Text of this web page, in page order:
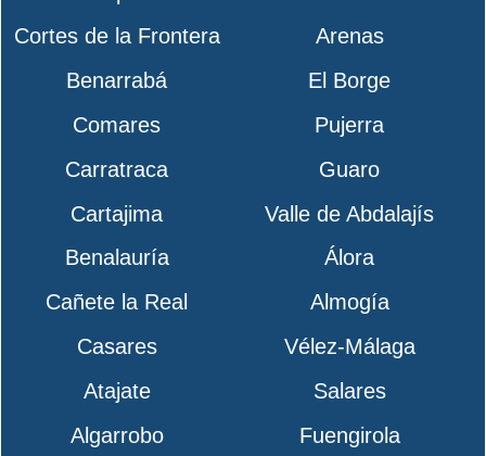
Cortes de la Frontera
Arenas
Benarrabá
El Borge
Comares
Pujerra
Carratraca
Guaro
Cartajima
Valle de Abdalajís
Benalauría
Álora
Cañete la Real
Almogía
Casares
Vélez-Málaga
Atajate
Salares
Algarrobo
Fuengirola